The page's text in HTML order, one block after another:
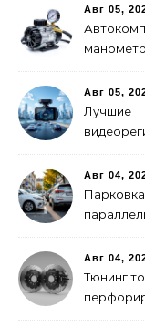
Авг 05,
выбрать
Авг 05,
Лучшие
2026 года
Авг 04,
Авг 04,
Тюнинг